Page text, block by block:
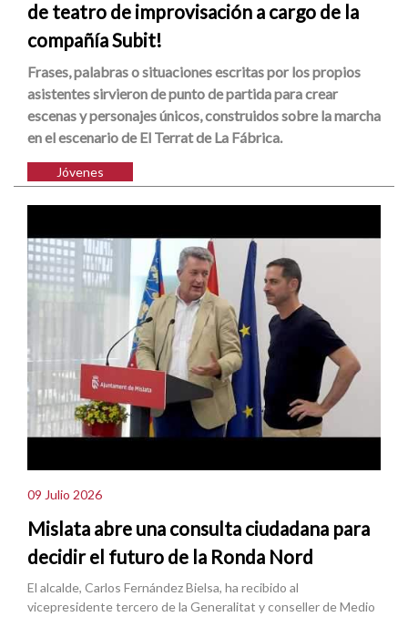
de teatro de improvisación a cargo de la
compañía Subit!
Frases, palabras o situaciones escritas por los propios
asistentes sirvieron de punto de partida para crear
escenas y personajes únicos, construidos sobre la marcha
en el escenario de El Terrat de La Fábrica.
Jóvenes
09 Julio 2026
Mislata abre una consulta ciudadana para
decidir el futuro de la Ronda Nord
El alcalde, Carlos Fernández Bielsa, ha recibido al
vicepresidente tercero de la Generalitat y conseller de Medio